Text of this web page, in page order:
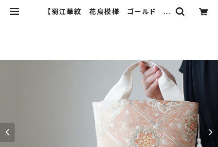
【蜀江華紋 花鳥模様 ゴールド シ
ク